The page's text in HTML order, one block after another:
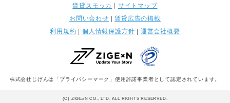
賃貸スモッカ | サイトマップ
お問い合わせ |賃貸広告の掲載
利用規約 | 個人情報保護方針 | 運営会社概要
株式会社じげんは「プライバシーマーク」使用許諾事業者として認定されています。
(C) ZIGExN CO., LTD. ALL RIGHTS RESERVED.